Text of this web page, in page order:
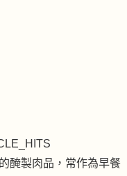
醃製肉品，常作為早餐